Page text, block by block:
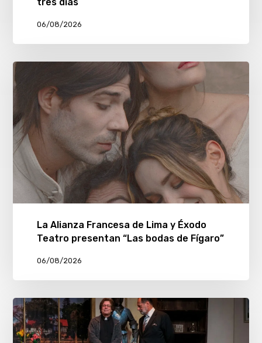
06/08/2026
La Alianza Francesa de Lima y Éxodo
Teatro presentan “Las bodas de Fígaro”
06/08/2026